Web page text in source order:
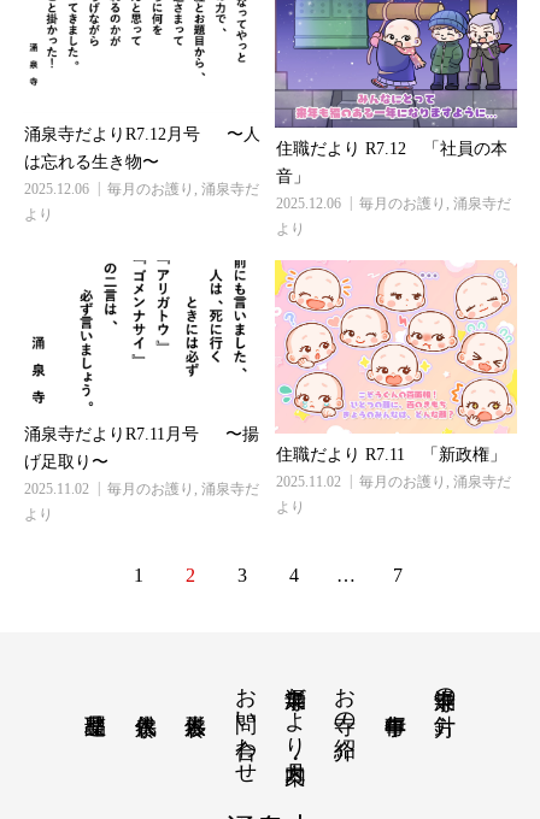
涌泉寺だよりR7.12月号 〜人
は忘れる生き物〜
2025.12.06 毎月のお護り , 涌泉寺だ
より
住職だより R7.12 「社員の本
音」
2025.12.06 毎月のお護り , 涌泉寺だ
より
涌泉寺だよりR7.11月号 〜揚
げ足取り〜
2025.11.02 毎月のお護り , 涌泉寺だ
より
住職だより R7.11 「新政権」
2025.11.02 毎月のお護り , 涌泉寺だ
より
1 2 3 4 … 7
涌泉寺の方針
お寺の紹介
涌泉寺だより・月案内
お問い合わせ